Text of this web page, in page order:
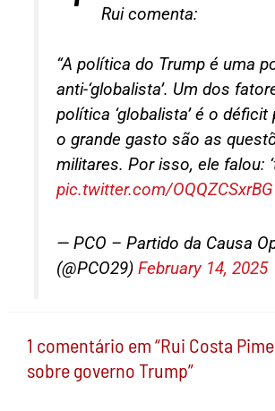
Rui comenta:
“A política do Trump é uma
anti-‘globalista’. Um dos
política ‘globalista’ é o déficit
o grande gasto são as
militares. Por isso, ele falou:
pic.twitter.com/OQQZCSxrBG
— PCO – Partido da Causa
(@PCO29)February 14, 2025
1 comentário em “Rui Costa
sobre governo Trump”